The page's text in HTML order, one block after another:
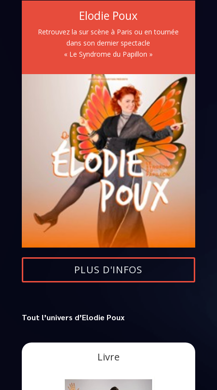
Elodie Poux
Retrouvez la sur scène à Paris ou en tournée
dans son dernier spectacle
« Le Syndrome du Papillon »
PLUS D'INFOS
Tout l’univers d’Elodie Poux
Livre